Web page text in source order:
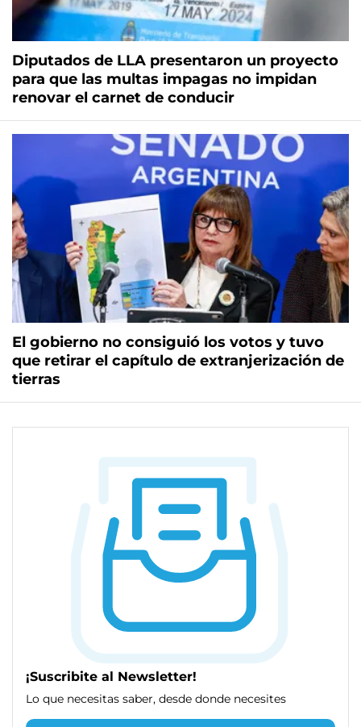
Diputados de LLA presentaron un proyecto
para que las multas impagas no impidan
renovar el carnet de conducir
El gobierno no consiguió los votos y tuvo
que retirar el capítulo de extranjerización de
tierras
¡Suscribite al Newsletter!
Lo que necesitas saber, desde donde necesites